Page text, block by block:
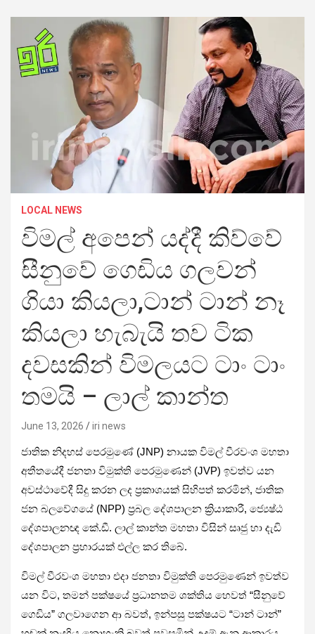
LOCAL NEWS
විමල් අපෙන් යද්දී කිව්වේ
සීනුවේ ගෙඩිය ගලවන්
ගියා කියලා,ටාන් ටාන් නෑ
කියලා හැබැයි තව ටික
දවසකින් විමලයට ටාං ටාං
තමයි – ලාල් කාන්ත
June 13, 2026 iri news
ජාතික නිදහස් පෙරමුණේ (JNP) නායක විමල් වීරවංශ මහතා
අතීතයේදී ජනතා විමුක්ති පෙරමුණෙන් (JVP) ඉවත්ව යන
අවස්ථාවේදී සිදු කරන ලද ප්‍රකාශයක් සිහිපත් කරමින්, ජාතික
ජන බලවේගයේ (NPP) ප්‍රබල දේශපාලන ක්‍රියාකාරී, ජ්‍යෙෂ්ඨ
දේශපාලනඥ කේ.ඩී. ලාල් කාන්ත මහතා විසින් සෘජු හා දැඩි
දේශපාලන ප්‍රහාරයක් එල්ල කර තිබේ.
විමල් වීරවංශ මහතා එදා ජනතා විමුක්ති පෙරමුණෙන් ඉවත්ව
යන විට, තමන් පක්ෂයේ ප්‍රධානතම ශක්තිය හෙවත් “සීනුවේ
ගෙඩිය” ගලවාගෙන ආ බවත්, ඉන්පසු පක්ෂයට “ටාන් ටාන්”